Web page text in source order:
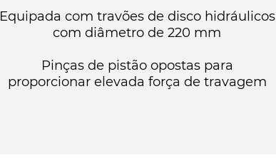
Equipada com travões de disco hidráulicos
com diâmetro de 220 mm
Pinças de pistão opostas para
proporcionar elevada força de travagem